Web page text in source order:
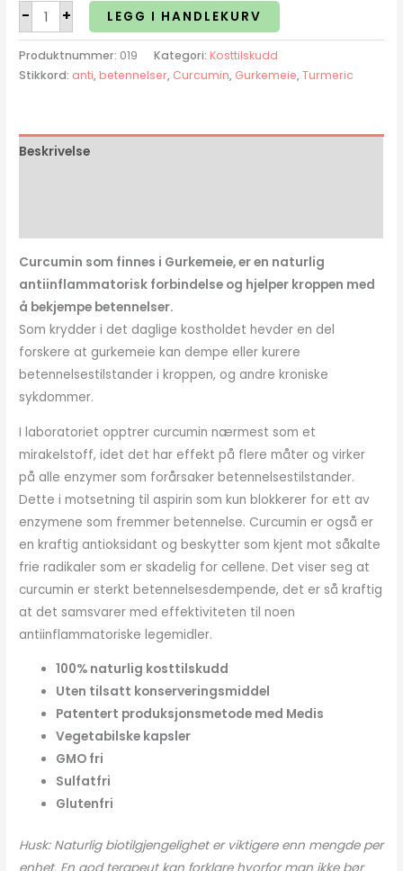
- + LEGG I HANDLEKURV
Produktnummer: 019 Kategori: Kosttilskudd
Stikkord: anti, betennelser, Curcumin, Gurkemeie,Turmeric
Beskrivelse
Curcumin som finnes i Gurkemeie, er en naturlig
antiinflammatorisk forbindelse og hjelper kroppen med
å bekjempe betennelser.
Som krydder i det daglige kostholdet hevder en del
forskere at gurkemeie kan dempe eller kurere
betennelsestilstander i kroppen, og andre kroniske
sykdommer.
I laboratoriet opptrer curcumin nærmest som et
mirakelstoff, idet det har effekt på flere måter og virker
på alle enzymer som forårsaker betennelsestilstander.
Dette i motsetning til aspirin som kun blokkerer for ett av
enzymene som fremmer betennelse. Curcumin er også er
en kraftig antioksidant og beskytter som kjent mot såkalte
frie radikaler som er skadelig for cellene. Det viser seg at
curcumin er sterkt betennelsesdempende, det er så kraftig
at det samsvarer med effektiviteten til noen
antiinflammatoriske legemidler.
100% naturlig kosttilskudd
Uten tilsatt konserveringsmiddel
Patentert produksjonsmetode med Medis
Vegetabilske kapsler
GMO fri
Sulfatfri
Glutenfri
Husk: Naturlig biotilgjengelighet er viktigere enn mengde per